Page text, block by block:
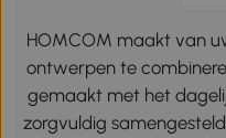
HOMCOM maakt van
ontwerpen te
gemaakt met het
zorgvuldig